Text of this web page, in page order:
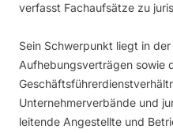
verfasst Fachaufsätze zu
Sein Schwerpunkt liegt in
Aufhebungsverträgen sowie
Unternehmerverbände und
leitende Angestellte und